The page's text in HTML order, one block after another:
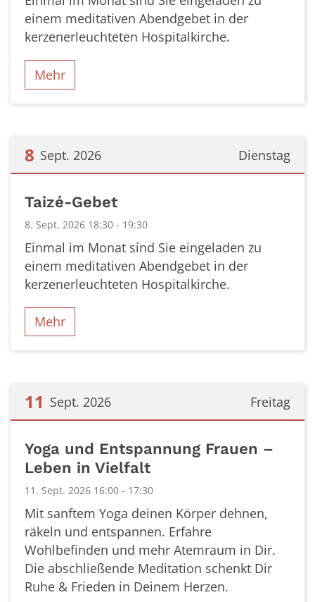
einem meditativen Abendgebet in der
kerzenerleuchteten Hospitalkirche.
Mehr
Dienstag
8 Sept. 2026
Taizé-Gebet
8. Sept. 2026 18:30 - 19:30
Einmal im Monat sind Sie eingeladen zu
einem meditativen Abendgebet in der
kerzenerleuchteten Hospitalkirche.
Mehr
Freitag
11 Sept. 2026
Yoga und Entspannung Frauen –
Leben in Vielfalt
11. Sept. 2026 16:00 - 17:30
Mit sanftem Yoga deinen Körper dehnen,
räkeln und entspannen. Erfahre
Wohlbefinden und mehr Atemraum in Dir.
Die abschließende Meditation schenkt Dir
Ruhe & Frieden in Deinem Herzen.